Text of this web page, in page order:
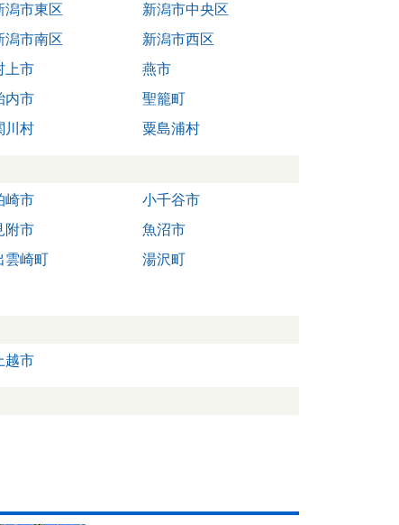
潟市東区
新潟市中央区
潟市南区
新潟市西区
上市
燕市
内市
聖籠町
川村 粟島浦村
崎市
小千谷市
附市
魚沼市
雲崎町
湯沢町
越市